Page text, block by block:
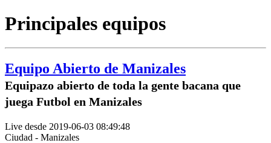
Principales equipos
Equipo Abierto de Manizales
Equipazo abierto de toda la gente bacana que
juega Futbol en Manizales
Live desde 2019-06-03 08:49:48
Ciudad - Manizales